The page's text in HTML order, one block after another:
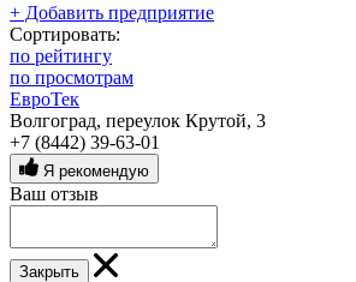
+ Добавить предприятие
Сортировать:
по рейтингу
по просмотрам
ЕвроТек
Волгоград, переулок Крутой, 3
+7 (8442) 39-63-01
Я рекомендую
Ваш отзыв
Закрыть